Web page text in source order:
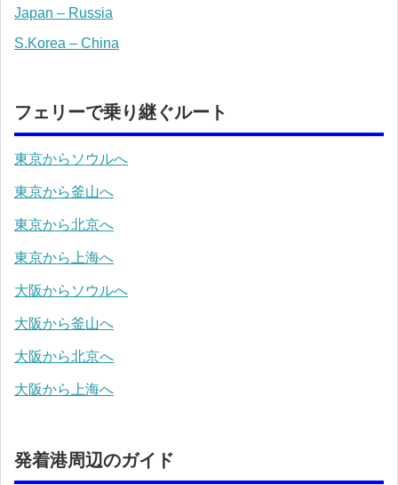
Japan – Russia
S.Korea – China
フェリーで乗り継ぐルート
東京からソウルへ
東京から釜山へ
東京から北京へ
東京から上海へ
大阪からソウルへ
大阪から釜山へ
大阪から北京へ
大阪から上海へ
発着港周辺のガイド